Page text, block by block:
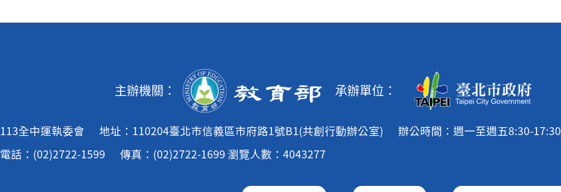
主辦機關： 承辦單位：
113全中運執委會 地址：110204臺北市信義區市府路1號B1(共創行動辦公室) 辦公時間：週一至週五8:30-17:30
電話：(02)2722-1599
傳真：(02)2722-1699 瀏覽人數：4043277